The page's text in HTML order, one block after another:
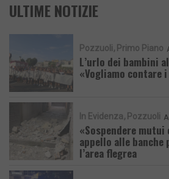
ULTIME NOTIZIE
Pozzuoli Primo Piano
L’urlo dei bambini
«Vogliamo contare
In Evidenza Pozzuoli
«Sospendere
appello alle
l’area flegrea